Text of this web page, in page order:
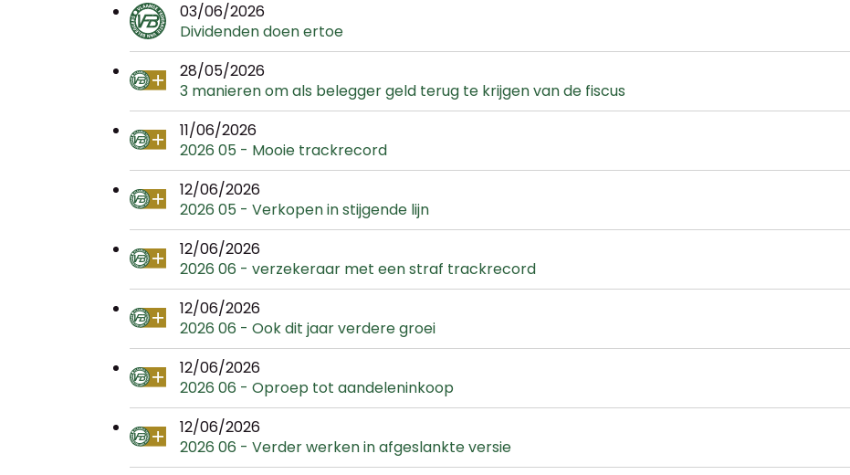
03/06/2026
Dividenden doen ertoe
28/05/2026
3 manieren om als belegger geld terug te krijgen van de fiscus
11/06/2026
2026 05 - Mooie trackrecord
12/06/2026
2026 05 - Verkopen in stijgende lijn
12/06/2026
2026 06 - verzekeraar met een straf trackrecord
12/06/2026
2026 06 - Ook dit jaar verdere groei
12/06/2026
2026 06 - Oproep tot aandeleninkoop
12/06/2026
2026 06 - Verder werken in afgeslankte versie